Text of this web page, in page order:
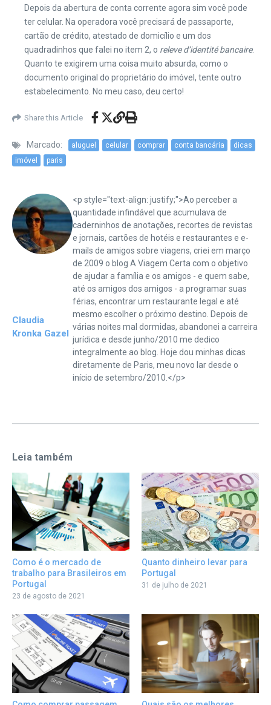
Depois da abertura de conta corrente agora sim você pode
ter celular. Na operadora você precisará de passaporte,
cartão de crédito, atestado de domicílio e um dos
quadradinhos que falei no item 2, o releve d’identité bancaire.
Quanto te exigirem uma coisa muito absurda, como o
documento original do proprietário do imóvel, tente outro
estabelecimento. No meu caso, deu certo!
Share this Article
Marcado: aluguel celular comprar conta bancária
dicas
imóvel
paris
Claudia
Kronka Gazel
<p style="text-align: justify;">Ao perceber a
quantidade infindável que acumulava de
caderninhos de anotações, recortes de revistas
e jornais, cartões de hotéis e restaurantes e e-
mails de amigos sobre viagens, criei em março
de 2009 o blog A Viagem Certa com o objetivo
de ajudar a família e os amigos - e quem sabe,
até os amigos dos amigos - a programar suas
férias, encontrar um restaurante legal e até
mesmo escolher o próximo destino. Depois de
várias noites mal dormidas, abandonei a carreira
jurídica e desde junho/2010 me dedico
integralmente ao blog. Hoje dou minhas dicas
diretamente de Paris, meu novo lar desde o
início de setembro/2010.</p>
Leia também
Como é o mercado de
trabalho para Brasileiros em
Portugal
23 de agosto de 2021
Quanto dinheiro levar para
Portugal
31 de julho de 2021